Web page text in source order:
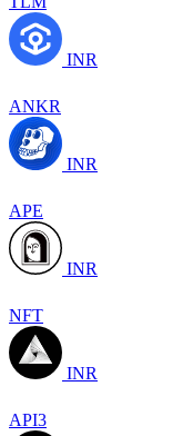
INR
ANKR
INR
APE
INR
NFT
INR
API3